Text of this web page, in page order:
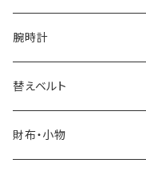
腕時計
ELGIN
SALVATORE MARRA
替えベルト
COACH
財布・小物